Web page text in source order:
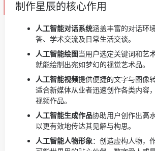
制作星辰的核心作用
人工智能对话系统涵盖丰富的对话环
答、学术交流及日常生活交谈。
人工智能绘图当用户选定关键词和艺
就能绘制出宛如梦幻的视觉艺术品。
人工智能视频提供便捷的文字与图像
适合新媒体从业者迅速创作各类内容
视频作品。
人工智能生成作品协助用户创作出高
以更有效地传达其见解与构思。
人工智能人物形象：创造虚构人物，